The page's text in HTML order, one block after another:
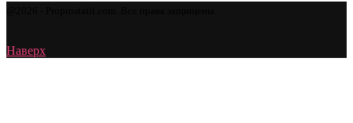
Наверх